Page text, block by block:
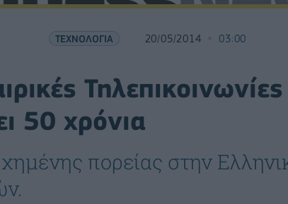
ΤΕΧΝΟΛΟΓΙΑ 20/05/2014 03:00
Τηλεπικοινωνίες
50 χρόνια
πορείας στην